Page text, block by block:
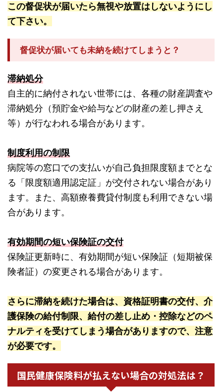
この督促状が届いたら無視や放置はしないようにし
て下さい。
督促状が届いても未納を続けてしまうと？
滞納処分
自主的に納付されない世帯には、各種の財産調査や
滞納処分（預貯金や給与などの財産の差し押さえ
等）が行なわれる場合があります。
制度利用の制限
病院等の窓口での支払いが自己負担限度額までとな
る「限度額適用認定証」が交付されない場合があり
ます。また、高額療養費貸付制度も利用できない場
合があります。
有効期間の短い保険証の交付
保険証更新時に、有効期間が短い保険証（短期被保
険者証）の変更される場合があります。
さらに滞納を続けた場合は、資格証明書の交付、介
護保険の給付制限、給付の差し止め・控除などのペ
ナルティを受けてしまう場合がありますので、注意
が必要です。
国民健康保険料が払えない場合の対処法は？